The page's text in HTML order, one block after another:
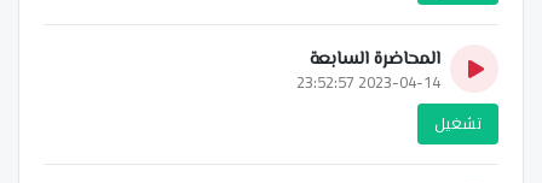
المحاضرة السابعة
2023-04-14 23:52:57
تشغيل